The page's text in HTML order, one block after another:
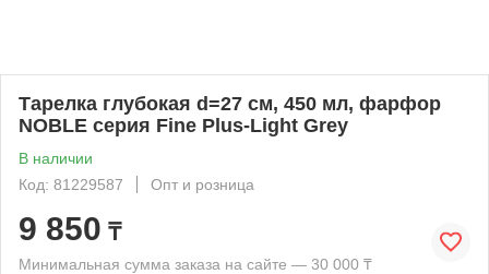
Тарелка глубокая d=27 cм, 450 мл, фарфор
NOBLE серия Fine Plus-Light Grey
В наличии
Код: 81229587
Опт и розница
9 850 ₸
Минимальная сумма заказа на сайте — 30 000 ₸